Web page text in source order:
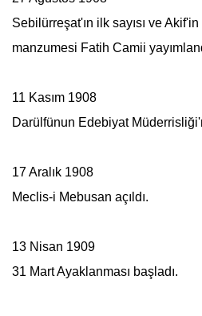
Sebilürreşat'ın ilk sayısı ve
manzumesi Fatih Camii
11 Kasım 1908
Darülfünun Edebiyat
17 Aralık 1908
Meclis-i Mebusan açıldı.
13 Nisan 1909
31 Mart Ayaklanması başladı.